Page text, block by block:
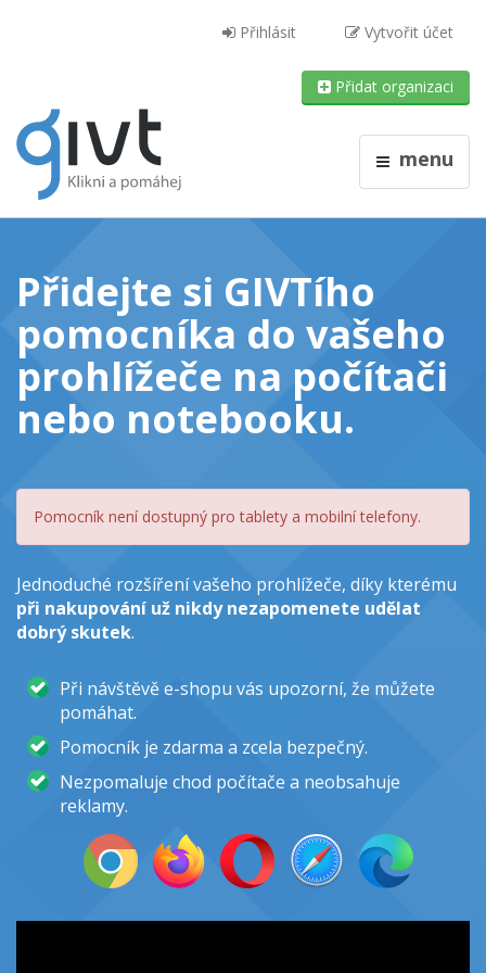
Přihlásit Vytvořit účet
Přidat organizaci
menu
Přidejte si GIVTího
pomocníka do vašeho
prohlížeče na počítači
nebo notebooku.
Pomocník není dostupný pro tablety a mobilní telefony.
Jednoduché rozšíření vašeho prohlížeče, díky kterému
při nakupování už nikdy nezapomenete udělat
dobrý skutek.
Při návštěvě e-shopu vás upozorní, že můžete
pomáhat.
Pomocník je zdarma a zcela bezpečný.
Nezpomaluje chod počítače a neobsahuje
reklamy.